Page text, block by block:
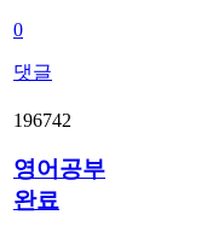
0
댓글
196742
영어공부
완료